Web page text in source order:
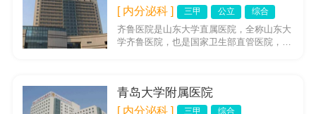
[ 内分泌科 ] 三甲 公立 综合
齐鲁医院是山东大学直属医院，全称山东大
学齐鲁医院，也是国家卫生部直管医院，坐
青岛大学附属医院
[ 内分泌科 ] 三甲 综合